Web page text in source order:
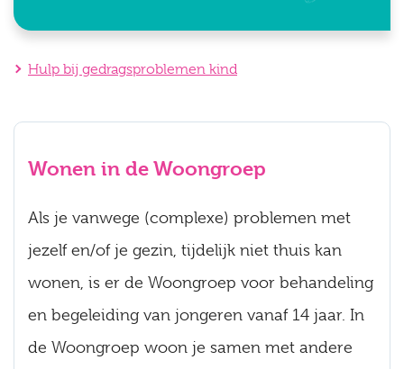
Hulp bij gedragsproblemen kind
Wonen in de Woongroep
Als je vanwege (complexe) problemen met
jezelf en/of je gezin, tijdelijk niet thuis kan
wonen, is er de Woongroep voor behandeling
en begeleiding van jongeren vanaf 14 jaar. In
de Woongroep woon je samen met andere